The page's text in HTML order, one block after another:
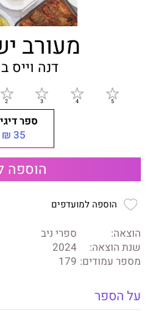
מעורב
דנה וייס
ספר
35 ₪
הוספה
הוספה למועדפים
הוצאה:
ספרי ניב
שנת הוצאה:
2024
מספר עמודים: 179
על הספר